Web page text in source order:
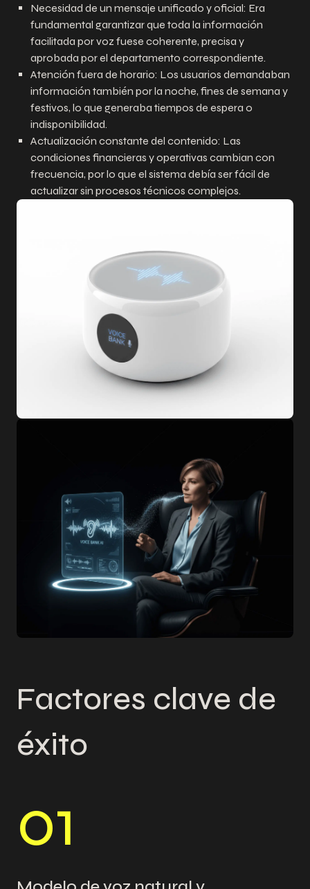
Necesidad de un mensaje unificado y oficial: Era
fundamental garantizar que toda la información
facilitada por voz fuese coherente, precisa y
aprobada por el departamento correspondiente.
Atención fuera de horario: Los usuarios demandaban
información también por la noche, fines de semana y
festivos, lo que generaba tiempos de espera o
indisponibilidad.
Actualización constante del contenido: Las
condiciones financieras y operativas cambian con
frecuencia, por lo que el sistema debía ser fácil de
actualizar sin procesos técnicos complejos.
Factores clave de
éxito
01